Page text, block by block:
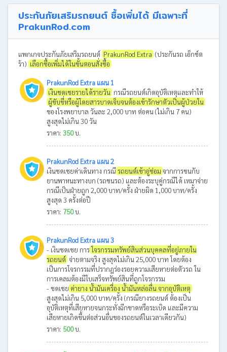
ประกันภัยเสริมรถยนต์ ซื้อเพิ่มได้ มีเฉพาะที่
PrakunRod.com
แพกเกจประกันภัยเสริมรถยนต์ PrakunRod Extra (ประกันรถ เอ็กซ์ต
ร้า) เลือกซื้อเพิ่มได้ในขั้นตอนสั่งซื้อ
PrakunRod Extra แผน 1
เงินชดเชยรายได้รายวัน กรณีรถยนต์เกิดอุบัติเหตุและทำให้
ผู้ขับขี่หรือผู้โดยสารบาดเจ็บจนต้องเข้ารักษาตัวเป็นผู้ป่วยใน
ของโรงพยาบาล วันละ 2,000 บาท ต่อคน (ไม่เกิน 7 คน)
สูงสุดไม่เกิน 30 วัน
ราคา: 350บ.
PrakunRod Extra แผน 2
เงินชดเชยค่าเดินทาง กรณี รถยนต์เข้าอู่ซ่อม จากการชนกับ
ยานพาหนะทางบก (รถชนรถ) และต้องระบุคู่กรณีได้ เหมาจ่าย
กรณีเป็นฝ่ายถูก 2,000 บาท/ครั้ง ฝ่ายผิด 1,000 บาท/ครั้ง
สูงสุด 3 ครั้งต่อปี
ราคา: 750บ.
PrakunRod Extra แผน 3
- เงินชดเชย การโจรกรรมทรัพย์สินส่วนบุคคลที่อยู่ภายใน
รถยนต์ จ่ายตามจริง สูงสุดไม่เกิน 25,000 บาท โดยต้อง
เป็นการโจรกรรมที่ปรากฎร่องรอยความเสียหายต่อตัวรถ ใน
การเคลมต้องมีใบเสร็จทรัพย์สินที่ถูกโจรกรรม
- ชดเชย ค่ายาง น้ำมันเครื่อง น้ำมันหล่อลื่น จากอุบัติเหตุ
สูงสุดไม่เกิน 5,000 บาท/ครั้ง (กรณียางรถยนต์ ต้องเป็น
อุบัติเหตุที่เสียหายจนกระทั่งฉีกขาดหรือระเบิด และมีความ
เสียหายเกิดขึ้นต่อส่วนอื่นของรถยนต์ในเวลาเดียวกัน)
ราคา: 500บ.